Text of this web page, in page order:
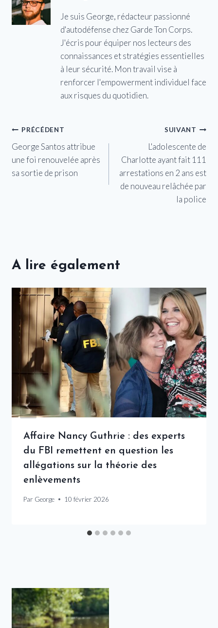
Je suis George, rédacteur passionné
d'autodéfense chez Garde Ton Corps.
J'écris pour équiper nos lecteurs des
connaissances et stratégies essentielles
à leur sécurité. Mon travail vise à
renforcer l'empowerment individuel face
aux risques du quotidien.
Navigation
de
l’article
PRÉCÉDENT
George Santos attribue
une foi renouvelée après
sa sortie de prison
SUIVANT
L'adolescente de
Charlotte ayant fait 111
arrestations en 2 ans est
de nouveau relâchée par
la police
A lire également
Affaire Nancy Guthrie : des experts
du FBI remettent en question les
allégations sur la théorie des
enlèvements
Par George 10 février 2026